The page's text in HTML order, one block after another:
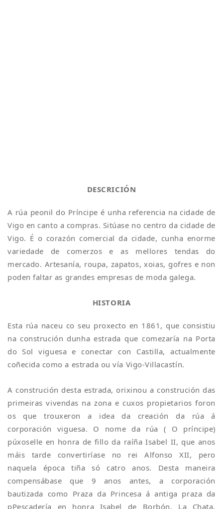
DESCRICIÓN
A rúa peonil do Príncipe é unha referencia na cidade de
Vigo en canto a compras. Sitúase no centro da cidade de
Vigo. É o corazón comercial da cidade, cunha enorme
variedade de comerzos e as mellores tendas do
mercado. Artesanía, roupa, zapatos, xoias, gofres e non
poden faltar as grandes empresas de moda galega.
HISTORIA
Esta rúa naceu co seu proxecto en 1861, que consistiu
na construción dunha estrada que comezaría na Porta
do Sol viguesa e conectar con Castilla, actualmente
coñecida como a estrada ou vía Vigo-Villacastín.
A construción desta estrada, orixinou a construción das
primeiras vivendas na zona e cuxos propietarios foron
os que trouxeron a idea da creación da rúa á
corporación viguesa. O nome da rúa ( O príncipe)
púxoselle en honra de fillo da raíña Isabel II, que anos
máis tarde convertiríase no rei Alfonso XII, pero
naquela época tiña só catro anos. Desta maneira
compensábase que 9 anos antes, a corporación
bautizada como Praza da Princesa á antiga praza da
pPescadería en honra Isabel de Borbón, La Chata,